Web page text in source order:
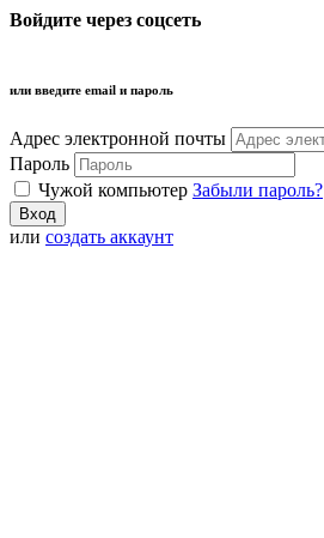
Войдите через соцсеть
или введите email и пароль
Адрес электронной почты
Пароль
Чужой компьютер Забыли пароль?
или создать аккаунт